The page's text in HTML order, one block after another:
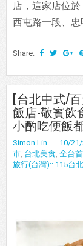
店，這家店位於
西屯路一段、忠
Share:
[台北中式/
飯店-敬賓飲
小酌吃便飯
Simon Lin 10/
市, 台北美食, 全台
旅行(台灣):: 115台